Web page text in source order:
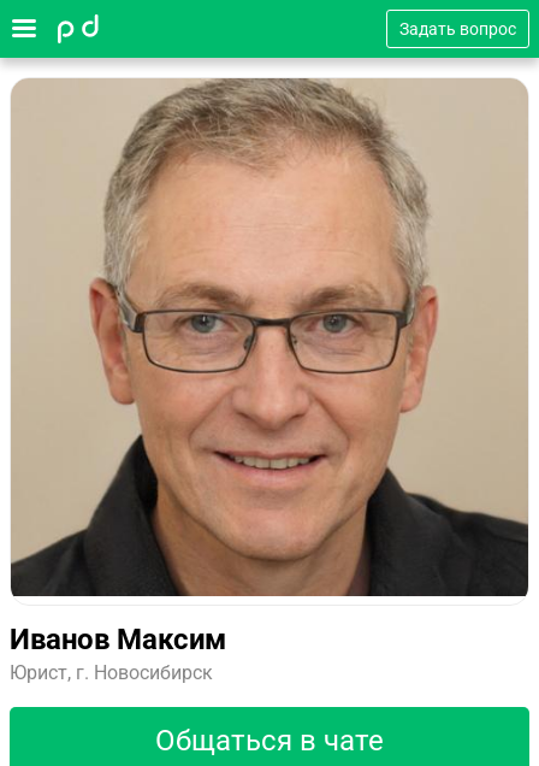
Задать вопрос
Иванов Максим
Юрист, г. Новосибирск
Общаться в чате